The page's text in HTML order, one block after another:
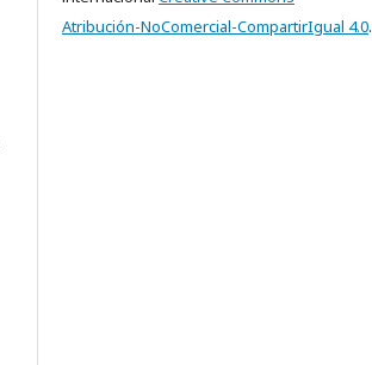
Atribución-NoComercial-CompartirIgual 4.0.